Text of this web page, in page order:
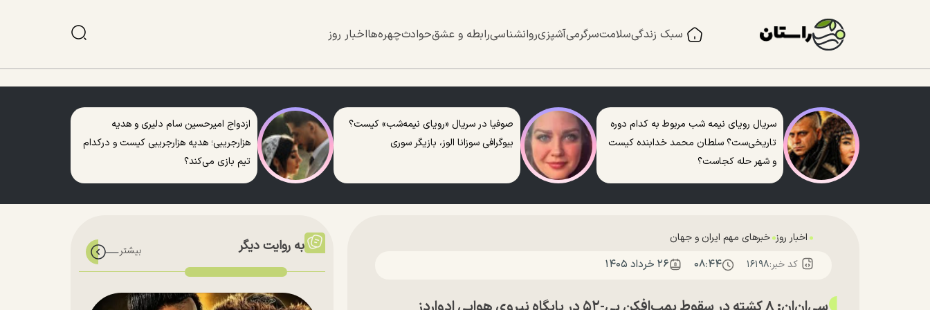
سبک زندگیسلامتسرگرمیآشپزیروانشناسیرابطه و عشقحوادثچهره‌هااخبار روز
سریال رویای نیمه شب مربوط به کدام دوره
تاریخی‌ست؟ سلطان محمد خدابنده کیست
و شهر حله کجاست؟
صوفیا در سریال «رویای نیمه‌شب» کیست؟
بیوگرافی سوزانا الوز، بازیگر سوری
ازدواج امیرحسین سام دلیری و هدیه
هزارجریبی؛ هدیه هزارجریبی کیست و درکدام
تیم بازی می‌کند؟
اخبار روز خبرهای مهم ایران و جهان
کد خبر:۱۶۱۹۸ ۰۸:۴۴ ۲۶ خرداد ۱۴۰۵
به روایت دیگر